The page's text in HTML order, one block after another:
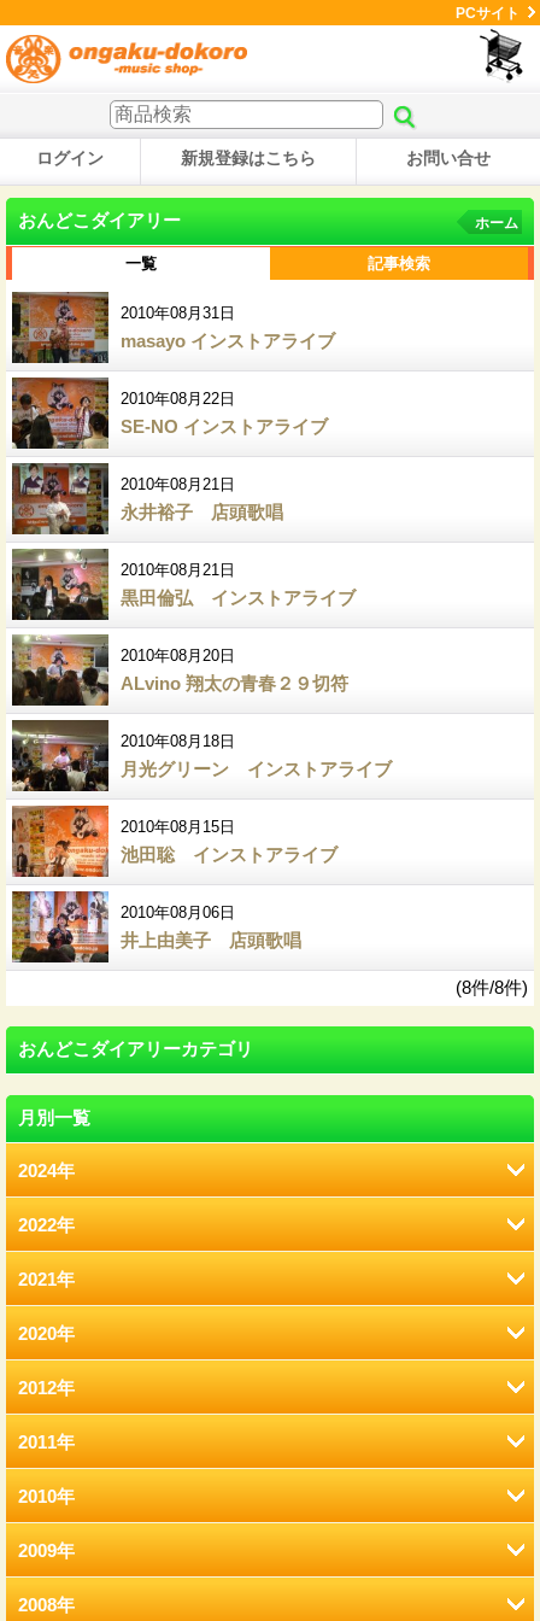
PCサイト
ログイン 新規登録はこちら お問い合せ
おんどこダイアリー ホーム
一覧 記事検索
2010年08月31日
masayo インストアライブ
2010年08月22日
SE-NO インストアライブ
2010年08月21日
永井裕子 店頭歌唱
2010年08月21日
黒田倫弘 インストアライブ
2010年08月20日
ALvino 翔太の青春２９切符
2010年08月18日
月光グリーン インストアライブ
2010年08月15日
池田聡 インストアライブ
2010年08月06日
井上由美子 店頭歌唱
(8件/8件)
おんどこダイアリーカテゴリ
月別一覧
2024年
8月 (12)
2022年
2月 (12)
1月 (77)
2021年
12月 (41)
11月 (22)
10月 (22)
9月 (21)
8月 (17)
7月 (12)
2020年
12月 (7)
11月 (6)
10月 (9)
9月 (13)
8月 (10)
2012年
12月 (2)
11月 (2)
9月 (2)
8月 (4)
2011年
12月 (2)
11月 (8)
10月 (3)
2010年
12月 (9)
11月 (15)
2009年
12月 (7)
2008年